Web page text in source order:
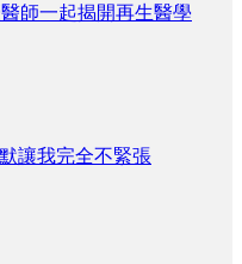
師一起揭開再生醫學
讓我完全不緊張